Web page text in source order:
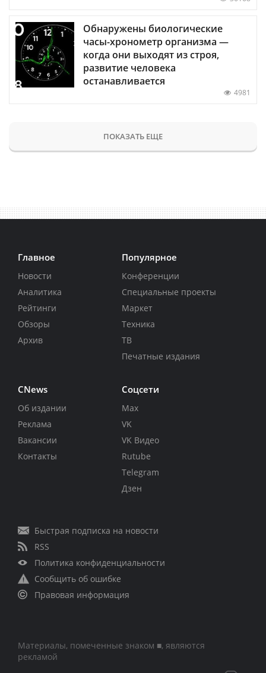
Обнаружены биологические
часы-хронометр организма —
когда они выходят из строя,
развитие человека
останавливается
4981
ПОКАЗАТЬ ЕЩЕ
Главное
Новости
Аналитика
Рейтинги
Обзоры
Архив
Популярное
Конференции
Специальные проекты
Маркет
Техника
ТВ
Печатные издания
CNews
Об издании
Реклама
Вакансии
Контакты
Соцсети
Max
VK
VK Видео
Rutube
Telegram
Дзен
Быстрая подписка на новости
RSS
Политика конфиденциальности
Сообщить об ошибке
Правовая информация
Материалы, помеченные знаком ■, являются
рекламой